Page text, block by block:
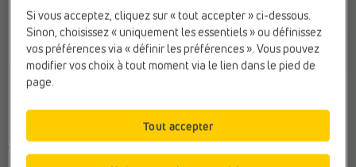
NU-PIEDS PLATES
Marque:Birkenstock
Web-Only:N
Finition:Métallique
Marque:
Sexe:Femmes
Si vous acceptez, cliquez sur « tout accepter » ci-dessous.
Sinon, choisissez « uniquement les essentiels » ou définissez
vos préférences via « définir les préférences ». Vous pouvez
modifier vos choix à tout moment via le lien dans le pied de
page.
Tout accepter